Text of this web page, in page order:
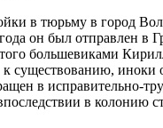
в тюрьму в город
он был отправлен
большевиками
существованию,
в исправительно-
в колонию